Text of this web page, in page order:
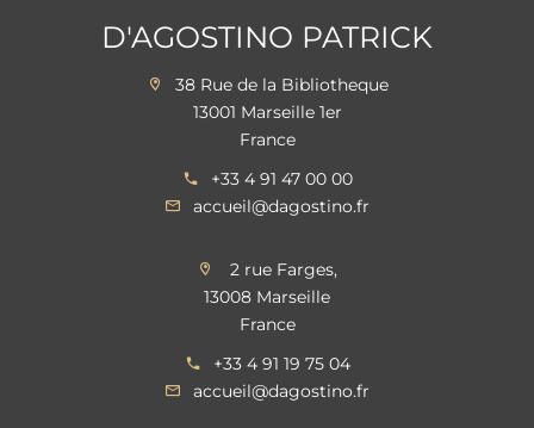
D'AGOSTINO PATRICK
38 Rue de la Bibliotheque
13001 Marseille 1er
France
+33 4 91 47 00 00
accueil@dagostino.fr
2 rue Farges,
13008 Marseille
France
+33 4 91 19 75 04
accueil@dagostino.fr